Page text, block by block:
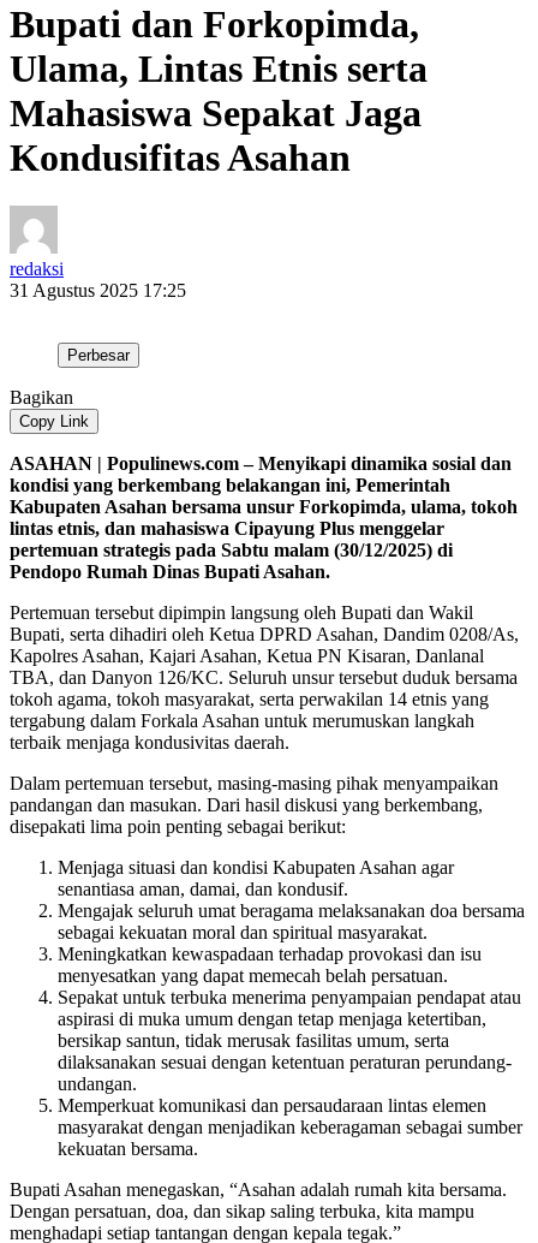
Bupati dan Forkopimda,
Ulama, Lintas Etnis serta
Mahasiswa Sepakat Jaga
Kondusifitas Asahan
redaksi
31 Agustus 2025 17:25
Perbesar
Bagikan
Copy Link
ASAHAN | Populinews.com – Menyikapi dinamika sosial dan
kondisi yang berkembang belakangan ini, Pemerintah
Kabupaten Asahan bersama unsur Forkopimda, ulama, tokoh
lintas etnis, dan mahasiswa Cipayung Plus menggelar
pertemuan strategis pada Sabtu malam (30/12/2025) di
Pendopo Rumah Dinas Bupati Asahan.
Pertemuan tersebut dipimpin langsung oleh Bupati dan Wakil
Bupati, serta dihadiri oleh Ketua DPRD Asahan, Dandim 0208/As,
Kapolres Asahan, Kajari Asahan, Ketua PN Kisaran, Danlanal
TBA, dan Danyon 126/KC. Seluruh unsur tersebut duduk bersama
tokoh agama, tokoh masyarakat, serta perwakilan 14 etnis yang
tergabung dalam Forkala Asahan untuk merumuskan langkah
terbaik menjaga kondusivitas daerah.
Dalam pertemuan tersebut, masing-masing pihak menyampaikan
pandangan dan masukan. Dari hasil diskusi yang berkembang,
disepakati lima poin penting sebagai berikut:
Menjaga situasi dan kondisi Kabupaten Asahan agar
senantiasa aman, damai, dan kondusif.
Mengajak seluruh umat beragama melaksanakan doa bersama
sebagai kekuatan moral dan spiritual masyarakat.
Meningkatkan kewaspadaan terhadap provokasi dan isu
menyesatkan yang dapat memecah belah persatuan.
Sepakat untuk terbuka menerima penyampaian pendapat atau
aspirasi di muka umum dengan tetap menjaga ketertiban,
bersikap santun, tidak merusak fasilitas umum, serta
dilaksanakan sesuai dengan ketentuan peraturan perundang-
undangan.
Memperkuat komunikasi dan persaudaraan lintas elemen
masyarakat dengan menjadikan keberagaman sebagai sumber
kekuatan bersama.
Bupati Asahan menegaskan, “Asahan adalah rumah kita bersama.
Dengan persatuan, doa, dan sikap saling terbuka, kita mampu
menghadapi setiap tantangan dengan kepala tegak.”